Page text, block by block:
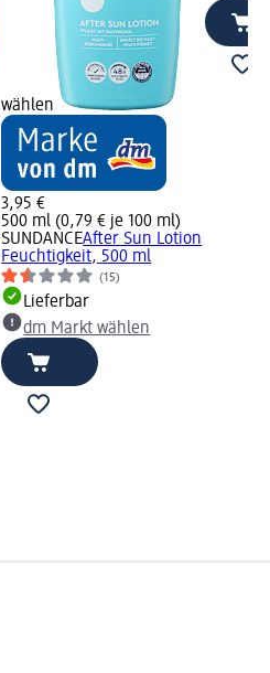
wählen
3,95 €
500 ml (0,79 € je 100 ml)
SUNDANCEAfter Sun Lotion
Feuchtigkeit, 500 ml
(15)
Lieferbar
dm Markt wählen